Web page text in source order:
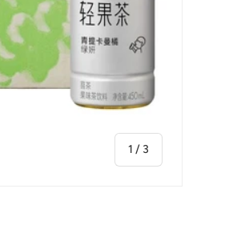
1 / 的
3